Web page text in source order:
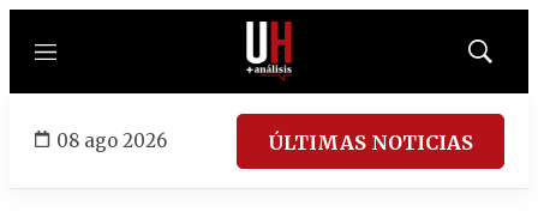
Menú
Mostrar
08 ago 2026 ÚLTIMAS NOTICIAS